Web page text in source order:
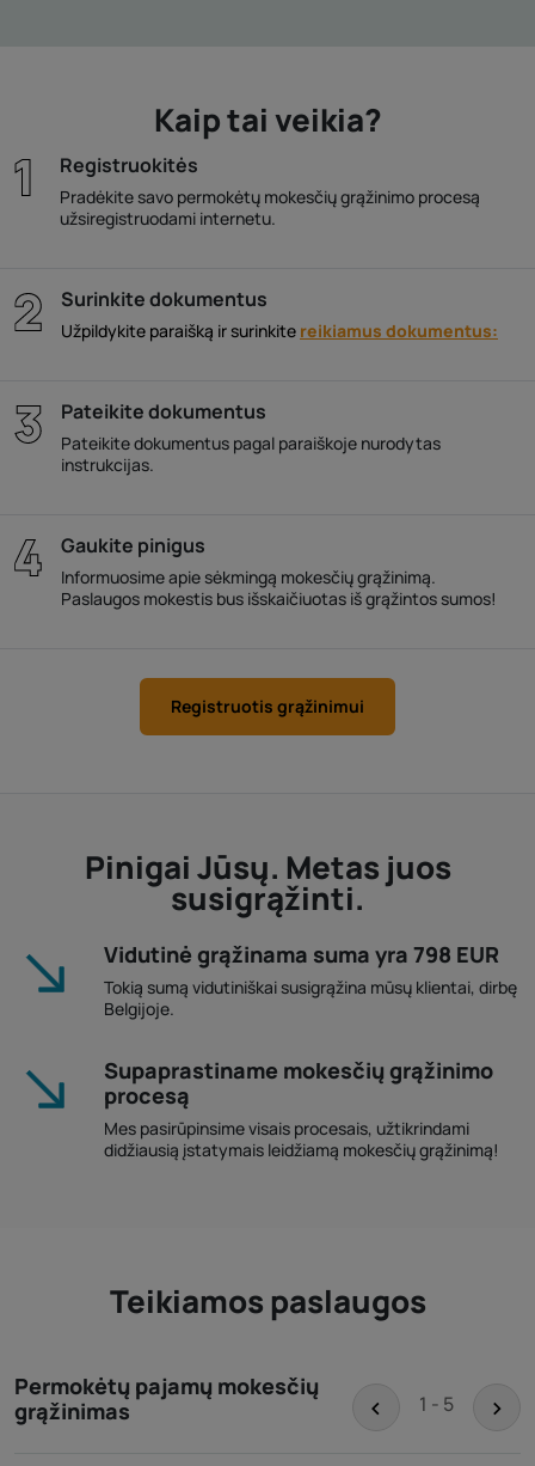
Kaip tai veikia?
Registruokitės
Pradėkite savo permokėtų mokesčių grąžinimo procesą
užsiregistruodami internetu.
Surinkite dokumentus
Užpildykite paraišką ir surinkite reikiamus dokumentus:
Pateikite dokumentus
Pateikite dokumentus pagal paraiškoje nurodytas
instrukcijas.
Gaukite pinigus
Informuosime apie sėkmingą mokesčių grąžinimą.
Paslaugos mokestis bus išskaičiuotas iš grąžintos sumos!
Registruotis grąžinimui
Pinigai Jūsų. Metas juos
susigrąžinti.
Vidutinė grąžinama suma yra 798 EUR
Tokią sumą vidutiniškai susigrąžina mūsų klientai, dirbę
Belgijoje.
Supaprastiname mokesčių grąžinimo
procesą
Mes pasirūpinsime visais procesais, užtikrindami
didžiausią įstatymais leidžiamą mokesčių grąžinimą!
Teikiamos paslaugos
Permokėtų pajamų mokesčių
grąžinimas
< 1 - 5 >